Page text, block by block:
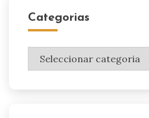
Categorias
Categorias